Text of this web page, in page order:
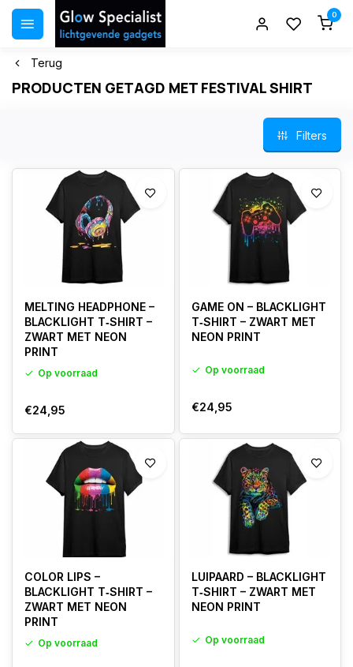
0
Terug
PRODUCTEN GETAGD MET FESTIVAL SHIRT
Filters
MELTING HEADPHONE –
BLACKLIGHT T‑SHIRT –
ZWART MET NEON
PRINT
Op voorraad
€24,95
GAME ON – BLACKLIGHT
T‑SHIRT – ZWART MET
NEON PRINT
Op voorraad
€24,95
COLOR LIPS –
BLACKLIGHT T‑SHIRT –
ZWART MET NEON
PRINT
Op voorraad
LUIPAARD – BLACKLIGHT
T‑SHIRT – ZWART MET
NEON PRINT
Op voorraad